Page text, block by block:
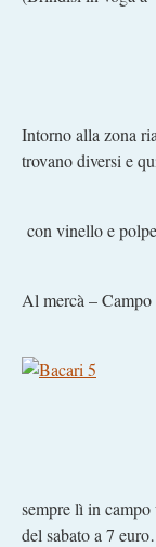
Intorno alla zona
trovano diversi e
con vinello e
Al mercà –
sempre lì in
del sabato a 7